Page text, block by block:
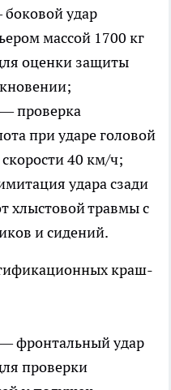
удар
массой 1700 кг
оценки защиты
проверка
при ударе головой
40 км/ч;
удара сзади
хлыстовой травмы с
и сидений.
краш-
фронтальный удар
проверки